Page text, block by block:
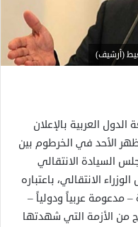
(أرشيف)
العربية بالإعلان
الأحد في الخرطوم بين
السيادة الانتقالي
الانتقالي، باعتباره
مدعومة عربياً ودولياً –
من الأزمة التي شهدتها